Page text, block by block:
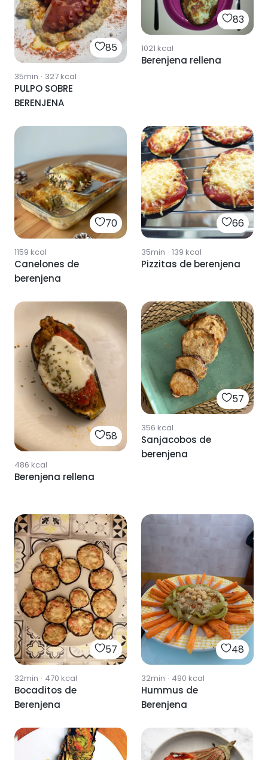
85
35min · 327kcal
PULPO SOBRE
BERENJENA
83
1021 kcal
Berenjena rellena
70
1159 kcal
Canelones de
berenjena
66
35min · 139 kcal
Pizzitas de berenjena
58
486 kcal
Berenjena rellena
57
356 kcal
Sanjacobos de
berenjena
57
32min · 470 kcal
Bocaditos de
Berenjena
48
32min · 490 kcal
Hummus de
Berenjena